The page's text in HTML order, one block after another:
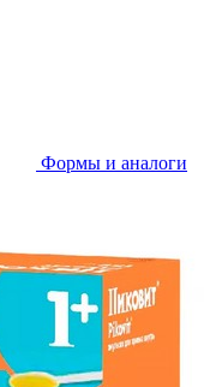
Формы и аналоги